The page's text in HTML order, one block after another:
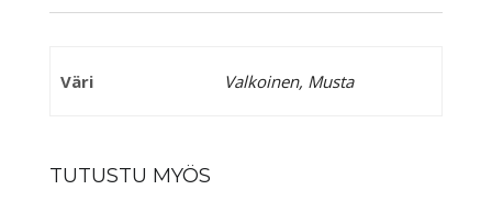
Väri Valkoinen, Musta
TUTUSTU MYÖS